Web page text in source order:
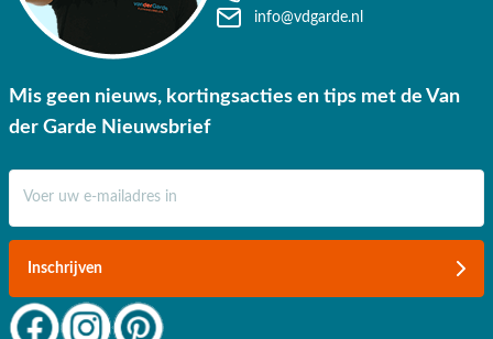
info@vdgarde.nl
Mis geen nieuws, kortingsacties en tips met de Van
der Garde Nieuwsbrief
Inschrijven